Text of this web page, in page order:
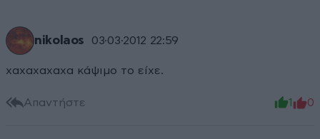
nikolaos 03·03·2012 22:59
χαχαχαχαχα κάψιμο το είχε.
Απαντήστε 1 0